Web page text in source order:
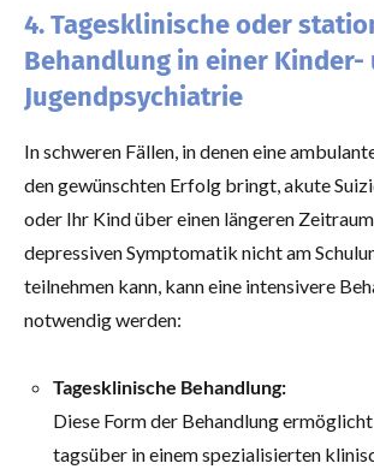
4. Tagesklinische oder
Behandlung in einer Kinder-
Jugendpsychiatrie
In schweren Fällen, in denen eine
den gewünschten Erfolg bringt, akute
oder Ihr Kind über einen längeren
depressiven Symptomatik nicht am
teilnehmen kann, kann eine intensivere
notwendig werden:
Tagesklinische Behandlung:
Diese Form der Behandlung
tagsüber in einem spezialisierten